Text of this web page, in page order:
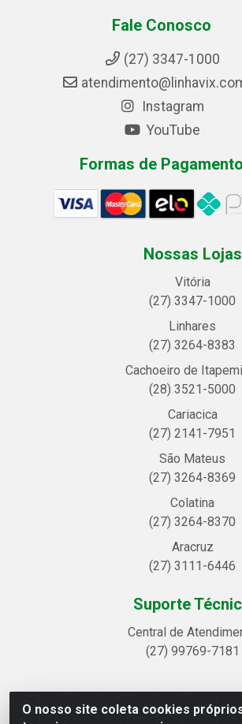
O nosso site coleta cookies
Fale Conosco
(27) 3347-1000
Instagram
YouTube
Formas de Pagamento
Nossas Lojas
Vitória
(27) 3347-1000
Linhares
(27) 3264-8383
Cachoeiro de
(28) 3521-5000
Cariacica
(27) 2141-7951
São Mateus
(27) 3264-8369
Colatina
(27) 3264-8370
Aracruz
(27) 3111-6446
Suporte
Central de
(27) 99769-7181
Linhavix Distribuidora LTDA - Avenida